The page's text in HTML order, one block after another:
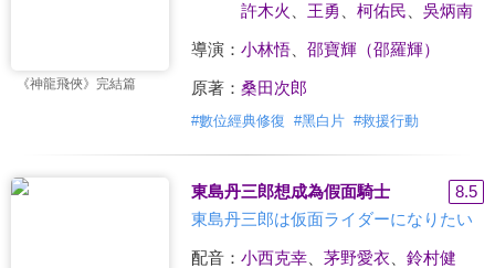
《神龍飛俠》完結篇
許木火
王勇 柯佑民 吳炳南
導演： 小林悟、 邵寶輝（邵羅輝）
原著： 桑田次郎
#數位經典修復 #黑白片 #救援行動
東島丹三郎想成為假面騎士
8.5
東島丹三郎は仮面ライダーになりたい
配音： 小西克幸、 茅野愛衣
鈴村健